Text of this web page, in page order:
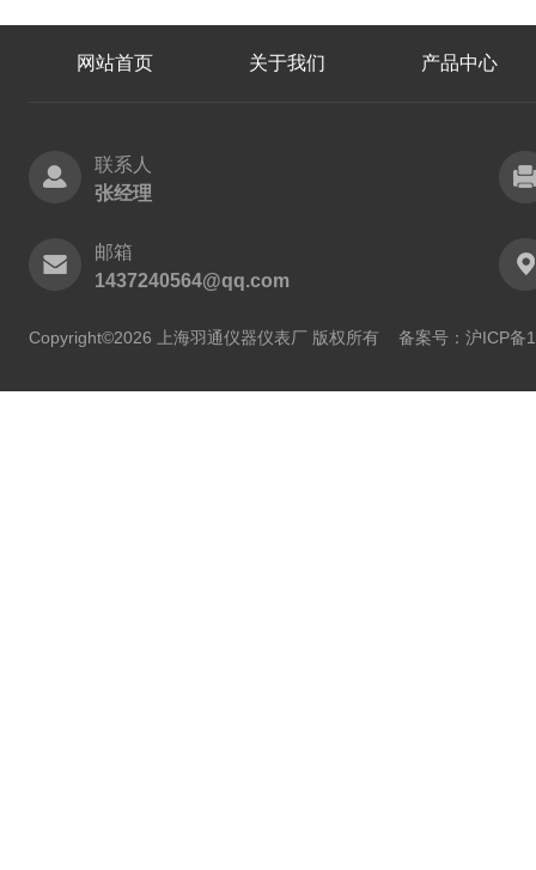
网站首页 关于我们 产品中心
联系人
张经理
邮箱
1437240564@qq.com
Copyright©2026 上海羽通仪器仪表厂 版权所有 备案号：沪ICP备